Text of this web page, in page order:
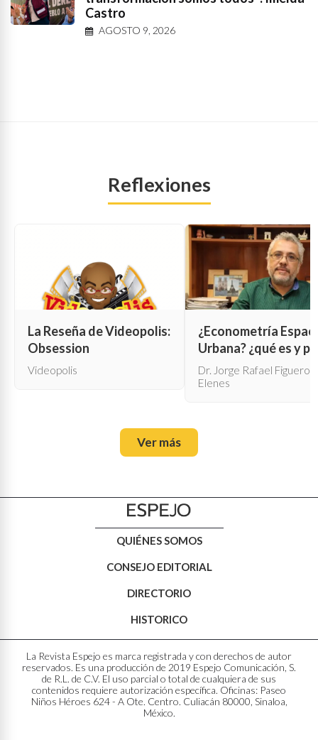
Castro
AGOSTO 9, 2026
Reflexiones
La Reseña de Videopolis:
Obsession
Videopolis
¿Econometría
Urbana? ¿qué es y
qué sirve?
Dr. Jorge Rafael Figueroa
Elenes
Ver más
QUIÉNES SOMOS
CONSEJO EDITORIAL
DIRECTORIO
HISTORICO
La Revista Espejo es marca registrada y con derechos de autor
reservados. Es una producción de 2019 Espejo Comunicación, S.
de R.L. de C.V. El uso parcial o total de cualquiera de sus
contenidos requiere autorización específica. Oficinas: Paseo
Niños Héroes 624 - A Ote. Centro. Culiacán 80000, Sinaloa,
México.